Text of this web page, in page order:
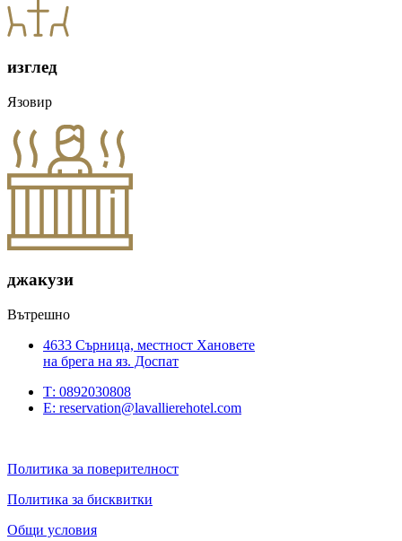
изглед
Язовир
джакузи
Вътрешно
4633 Сърница, местност Хановете
на брега на яз. Доспат
Т: 0892030808
Е: reservation@lavallierehotel.com
Политика за поверителност
Политика за бисквитки
Общи условия